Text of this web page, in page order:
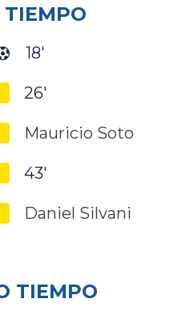
TIEMPO
18'
26'
Mauricio Soto
43'
Daniel Silvani
TIEMPO